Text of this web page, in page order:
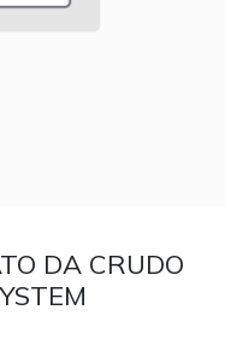
DA CRUDO